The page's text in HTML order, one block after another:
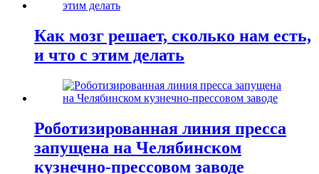
Как мозг решает, сколько нам есть,
и что с этим делать
Роботизированная линия пресса
запущена на Челябинском
кузнечно-прессовом заводе